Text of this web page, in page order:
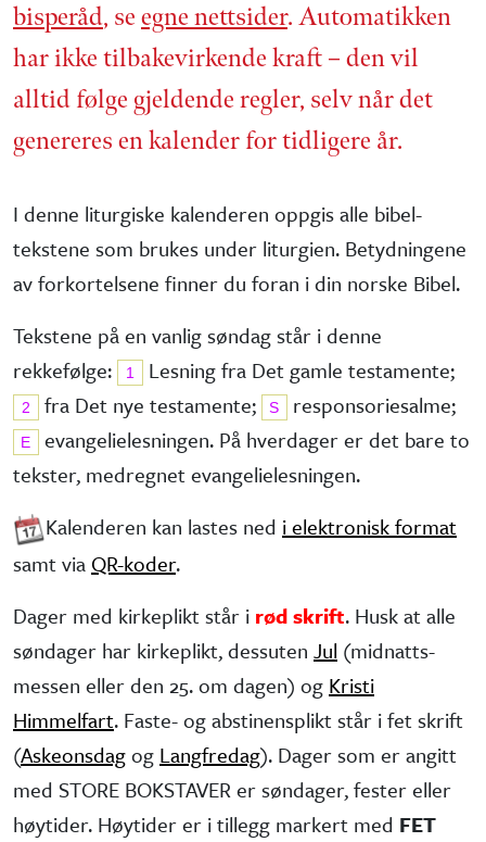
bisperåd, se egne nettsider. Automatikken
har ikke tilbake­virkende kraft – den vil
alltid følge gjeldende regler, selv når det
genereres en kalender for tidligere år.
I denne liturgiske kalenderen oppgis alle bibel­
tekstene som brukes under liturgien. Betydningene
av forkortelsene finner du foran i din norske Bibel.
Tekstene på en vanlig søndag står i denne
rekkefølge:
1 Lesning fra Det gamle testa­mente;
2 fra Det nye testa­mente; S responsorie­salme;
E
evangelie­lesningen. På hverdager er det bare to
tekster, medregnet evangelielesningen.
Kalenderen kan lastes ned i elektronisk format
samt via QR-koder.
Dager med kirkeplikt står i rød skrift. Husk at alle
søndager har kirke­plikt, dessuten Jul (midnatts­
messen eller den 25. om dagen) og Kristi
Himmelfart. Faste- og abstinens­plikt står i fet skrift
(Askeonsdagog Langfredag). Dager som er angitt
med STORE BOKSTAVER er søndager, fester eller
høytider. Høytider er i tillegg markert med FET